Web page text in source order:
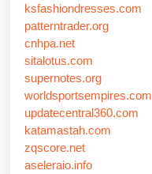
ksfashiondresses.com
patterntrader.org
cnhpa.net
sitalotus.com
supernotes.org
worldsportsempires.com
updatecentral360.com
katamastah.com
zqscore.net
aseleraio.info